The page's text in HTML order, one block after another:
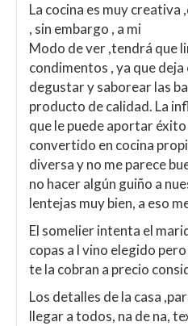
La cocina es muy
, sin embargo , a mi
Modo de ver ,tendrá que
condimentos , ya que
degustar y saborear las
producto de calidad. La
que le puede aportar
convertido en cocina
diversa y no me parece
no hacer algún guiño a
lentejas muy bien, a eso
El somelier intenta el
copas a l vino elegido
te la cobran a precio
Los detalles de la casa
llegar a todos, na de na,